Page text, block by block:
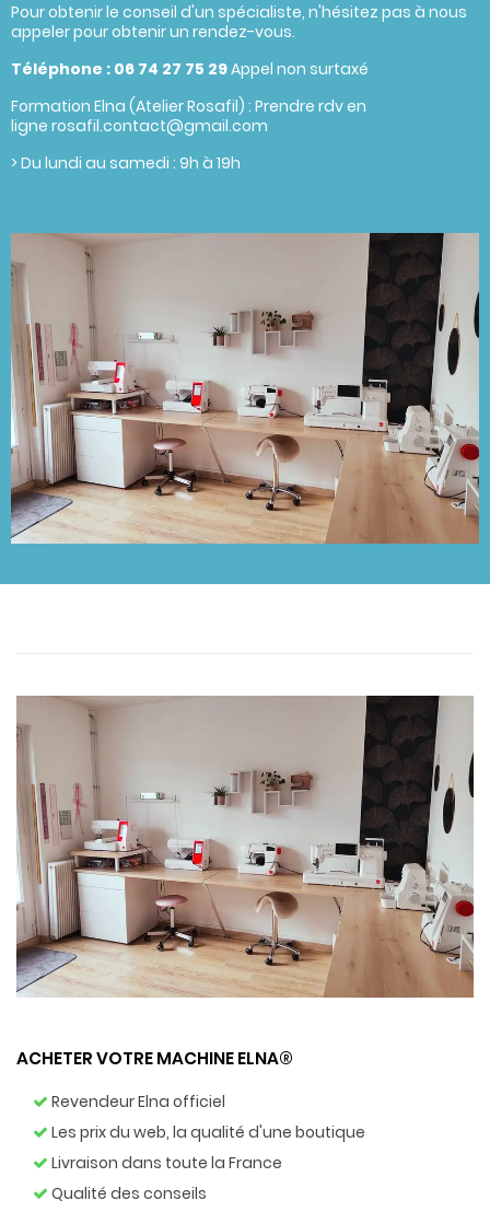
Pour obtenir le conseil d'un spécialiste, n'hésitez pas à nous
appeler pour obtenir un rendez-vous.
Téléphone : 06 74 27 75 29Appel non surtaxé
Formation Elna (Atelier Rosafil) : Prendre rdv en
ligne rosafil.contact@gmail.com
> Du lundi au samedi : 9h à 19h
ACHETER VOTRE MACHINE ELNA®
Revendeur Elna officiel
Les prix du web, la qualité d'une boutique
Livraison dans toute la France
Qualité des conseils